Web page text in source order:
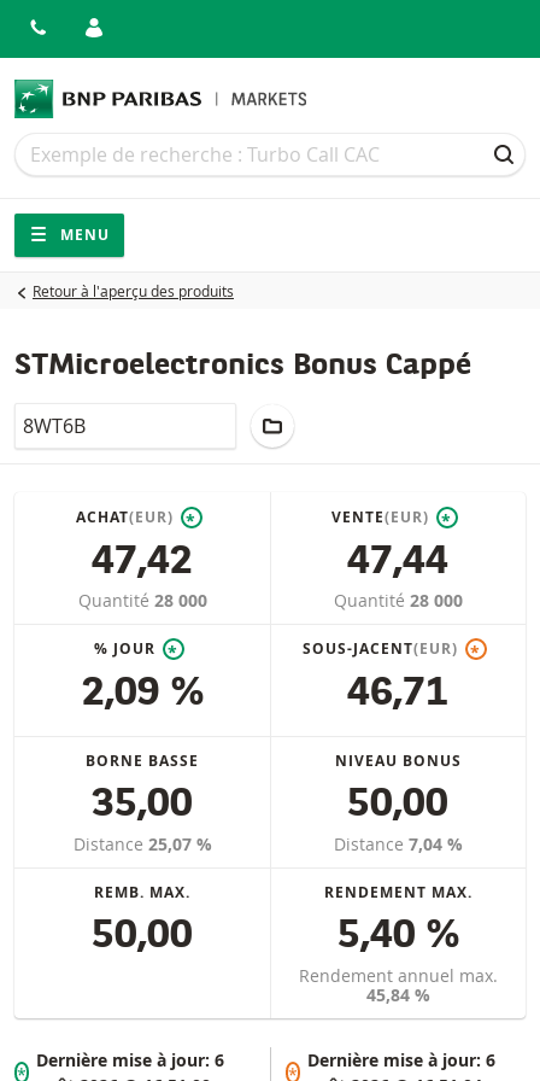
Recherche
Recherche
Navigation
Navigation sur le site
MENU
Retour à l'aperçu des produits
STMicroelectronics Bonus Cappé
LocalCode
ACHAT(EUR) *
47,42
Quantité 28 000
VENTE(EUR) *
47,44
Quantité 28 000
% JOUR *
2,09 %
SOUS-JACENT(EUR) *
46,71
BORNE BASSE
35,00
Distance 25,07 %
NIVEAU BONUS
50,00
Distance 7,04 %
REMB. MAX.
50,00
RENDEMENT MAX.
5,40 %
Rendement annuel max.
45,84 %
*
Dernière mise à jour:6
*
Dernière mise à jour: 6